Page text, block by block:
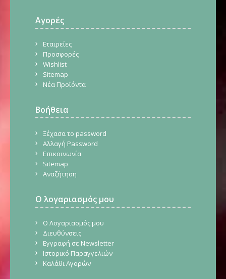
Αγορές
Εταιρείες
Προσφορές
Wishlist
Sitemap
Νέα Προϊόντα
Βοήθεια
Ξέχασα το password
Αλλαγή Password
Επικοινωνία
Sitemap
Αναζήτηση
Ο λογαριασμός μου
Ο Λογαριασμός μου
Διευθύνσεις
Εγγραφή σε Newsletter
Ιστορικό Παραγγελιών
Καλάθι Αγορών